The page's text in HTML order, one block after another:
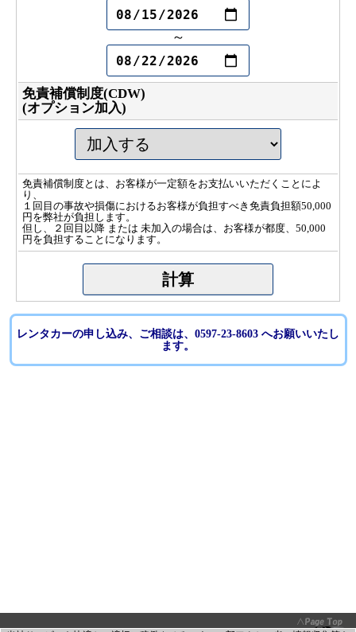
～
免責補償制度(CDW)
(オプション加入)
免責補償制度とは、お客様が一定額をお支払いいただくことによ
り、
１回目の事故や損傷におけるお客様が負担すべき免責負担額50,000
円を弊社が負担します。
但し、２回目以降 または 未加入の場合は、お客様が都度、50,000
円を負担することになります。
レンタカーの申し込み、ご相談は、0597-23-8603 へお願いいたし
ます。